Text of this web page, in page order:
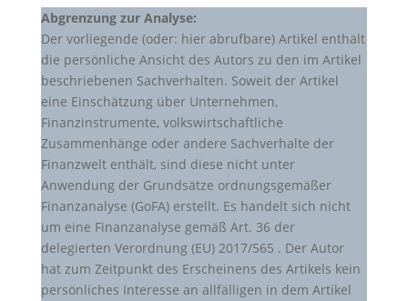
Abgrenzung zur Analyse:
Der vorliegende (oder: hier abrufbare) Artikel enthält
die persönliche Ansicht des Autors zu den im Artikel
beschriebenen Sachverhalten. Soweit der Artikel
eine Einschätzung über Unternehmen,
Finanzinstrumente, volkswirtschaftliche
Zusammenhänge oder andere Sachverhalte der
Finanzwelt enthält, sind diese nicht unter
Anwendung der Grundsätze ordnungsgemäßer
Finanzanalyse (GoFA) erstellt. Es handelt sich nicht
um eine Finanzanalyse gemäß Art. 36 der
delegierten Verordnung (EU) 2017/565 . Der Autor
hat zum Zeitpunkt des Erscheinens des Artikels kein
persönliches Interesse an allfälligen in dem Artikel